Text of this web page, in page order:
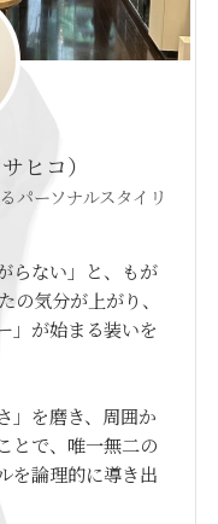
ヒコ）
パーソナルスタイリ
らない」と、もが
気分が上がり、
」が始まる装いを
」を磨き、周囲か
とで、唯一無二の
を論理的に導き出